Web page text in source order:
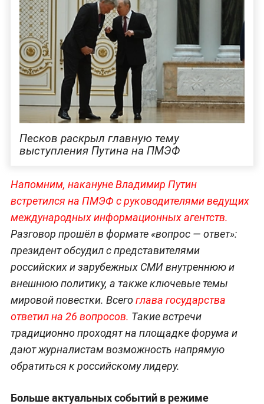
Песков раскрыл главную тему
выступления Путина на ПМЭФ
Напомним, накануне Владимир Путин
встретился на ПМЭФ с руководителями ведущих
международных информационных агентств.
Разговор прошёл в формате «вопрос — ответ»:
президент обсудил с представителями
российских и зарубежных СМИ внутреннюю и
внешнюю политику, а также ключевые темы
мировой повестки. Всегоглава государства
ответил на 26 вопросов. Такие встречи
традиционно проходят на площадке форума и
дают журналистам возможность напрямую
обратиться к российскому лидеру.
Больше актуальных событий в режиме